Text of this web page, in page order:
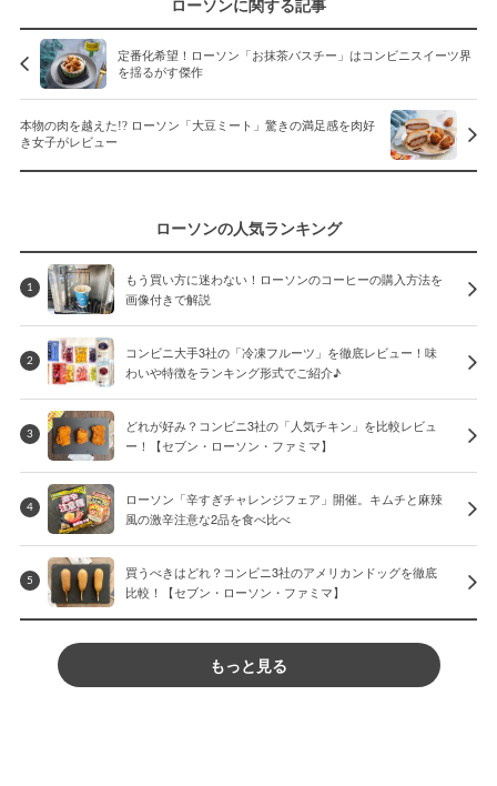
定番化希望！ローソン「お抹茶バスチー」はコンビニスイーツ界
を揺るがす傑作
本物の肉を越えた!? ローソン「大豆ミート」驚きの満足感を肉好
き女子がレビュー
ローソンの人気ランキング
1
もう買い方に迷わない！ローソンのコーヒーの購入方法を
画像付きで解説
2
コンビニ大手3社の「冷凍フルーツ」を徹底レビュー！味
わいや特徴をランキング形式でご紹介♪
3
どれが好み？コンビニ3社の「人気チキン」を比較レビュ
ー！【セブン・ローソン・ファミマ】
4
ローソン「辛すぎチャレンジフェア」開催。キムチと麻辣
風の激辛注意な2品を食べ比べ
5
買うべきはどれ？コンビニ3社のアメリカンドッグを徹底
比較！【セブン・ローソン・ファミマ】
もっと見る